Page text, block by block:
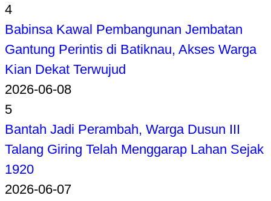
4
Babinsa Kawal Pembangunan Jembatan
Gantung Perintis di Batiknau, Akses Warga
Kian Dekat Terwujud
2026-06-08
5
Bantah Jadi Perambah, Warga Dusun III
Talang Giring Telah Menggarap Lahan Sejak
1920
2026-06-07